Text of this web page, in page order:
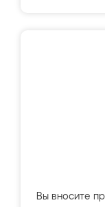
Вы вносите